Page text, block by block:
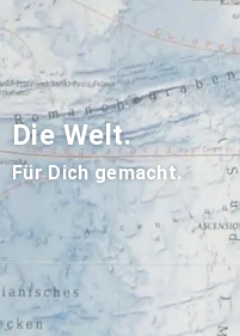
Die Welt.
Für Dich gemacht.